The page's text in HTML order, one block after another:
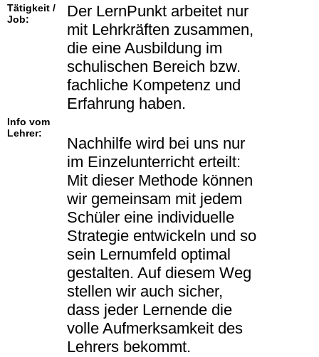
Tätigkeit /
Job:
Der LernPunkt arbeitet nur
mit Lehrkräften zusammen,
die eine Ausbildung im
schulischen Bereich bzw.
fachliche Kompetenz und
Erfahrung haben.
Info vom
Lehrer:
Nachhilfe wird bei uns nur
im Einzelunterricht erteilt:
Mit dieser Methode können
wir gemeinsam mit jedem
Schüler eine individuelle
Strategie entwickeln und so
sein Lernumfeld optimal
gestalten. Auf diesem Weg
stellen wir auch sicher,
dass jeder Lernende die
volle Aufmerksamkeit des
Lehrers bekommt.